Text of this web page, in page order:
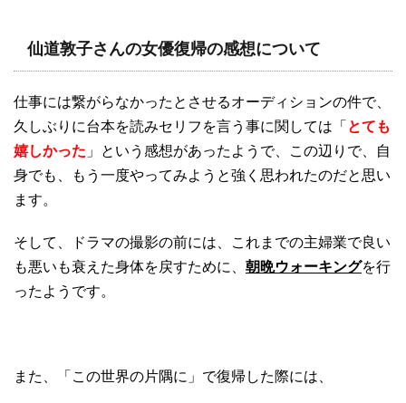
仙道敦子さんの女優復帰の感想について
仕事には繋がらなかったとさせるオーディションの件で、
久しぶりに台本を読みセリフを言う事に関しては「 とても
嬉しかった 」という感想があったようで、この辺りで、自
身でも、もう一度やってみようと強く思われたのだと思い
ます。
そして、ドラマの撮影の前には、これまでの主婦業で良い
も悪いも衰えた身体を戻すために、 朝晩ウォーキングを行
ったようです。
また、「この世界の片隅に」で復帰した際には、